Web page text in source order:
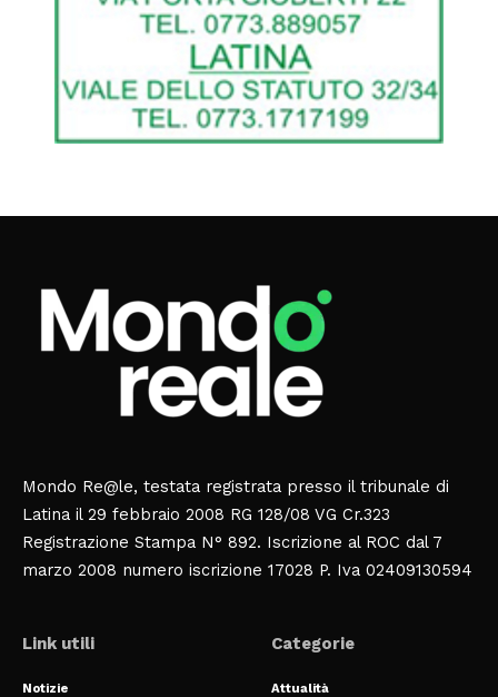
Mondo Re@le, testata registrata presso il tribunale di
Latina il 29 febbraio 2008 RG 128/08 VG Cr.323
Registrazione Stampa N° 892. Iscrizione al ROC dal 7
marzo 2008 numero iscrizione 17028 P. Iva 02409130594
Link utili
Notizie
Categorie
Attualità